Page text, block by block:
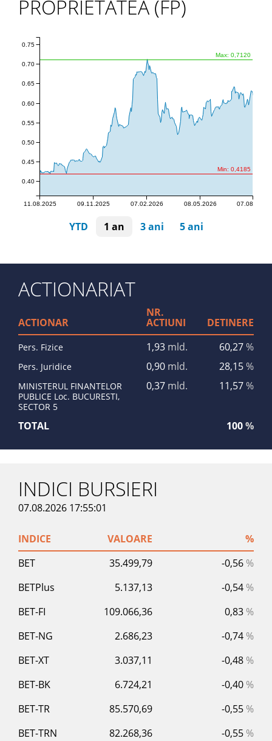
PROPRIETATEA (FP)
Min: 0,4185
Max: 0,7120
11.08.2025 09.11.2025 07.02.2026 08.05.2026 07.08.2026
0.40
0.45
0.50
0.55
0.60
0.65
0.70
0.75
YTD 1 an 3 ani 5 ani
ACTIONARIAT
ACTIONAR
NR.
ACTIUNI DETINERE
Pers. Fizice 1,93 mld. 60,27%
Pers. Juridice 0,90 mld. 28,15%
MINISTERUL FINANTELOR
PUBLICE Loc. BUCURESTI,
SECTOR 5
0,37 mld. 11,57%
TOTAL 100%
INDICI BURSIERI
07.08.2026 17:55:01
INDICE VALOARE
%
BET
35.499,79 -0,56 %
BETPlus
5.137,13 -0,54 %
BET-FI
109.066,36 0,83 %
BET-NG
2.686,23 -0,74 %
BET-XT
3.037,11 -0,48 %
BET-BK
6.724,21 -0,40 %
BET-TR
85.570,69 -0,55 %
BET-TRN
82.268,36 -0,55 %